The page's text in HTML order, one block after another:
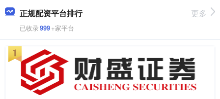
正规配资平台排行
已收录999+家平台
更多